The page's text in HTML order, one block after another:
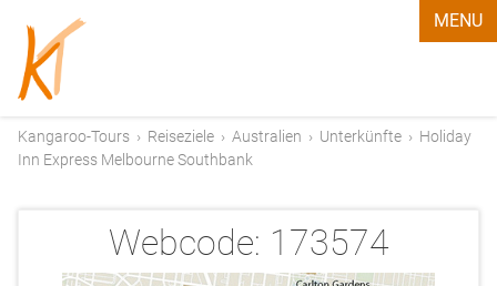
MENU
Kangaroo-Tours › Reiseziele › Australien › Unterkünfte › Holiday
Inn Express Melbourne Southbank
Webcode: 173574